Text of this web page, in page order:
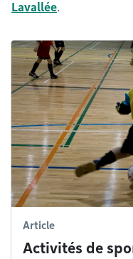
Lavallée.
Article
Activités de